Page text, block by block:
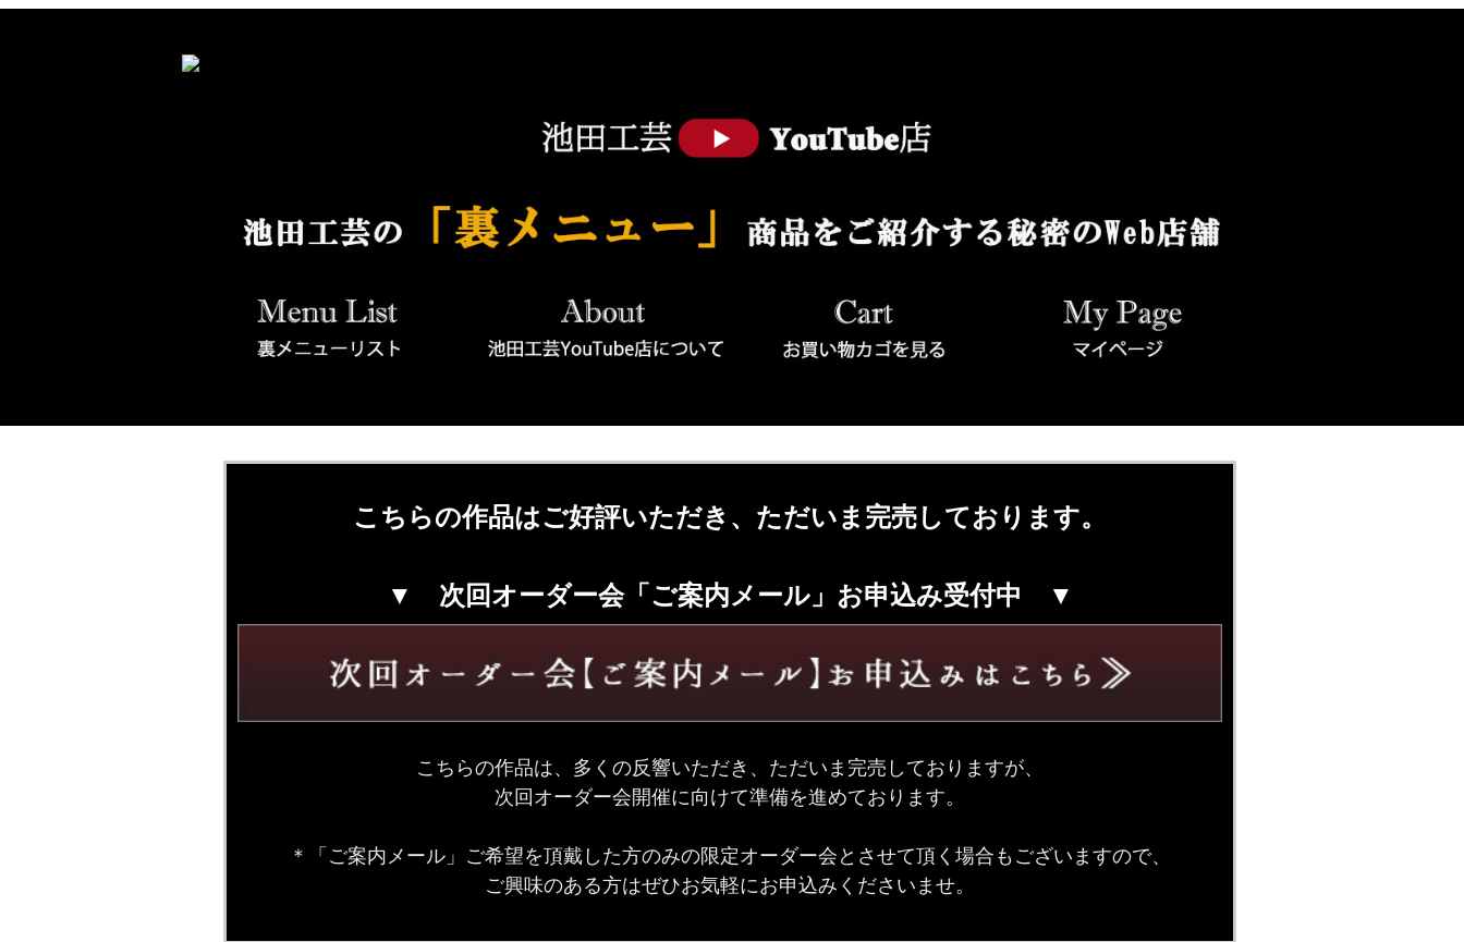
こちらの作品はご好評いただき、ただいま完売しております。
▼ 次回オーダー会「ご案内メール」お申込み受付中 ▼
こちらの作品は、多くの反響いただき、ただいま完売しておりますが、
次回オーダー会開催に向けて準備を進めております。
＊「ご案内メール」ご希望を頂戴した方のみの限定オーダー会とさせて頂く場合もございますので、
ご興味のある方はぜひお気軽にお申込みくださいませ。